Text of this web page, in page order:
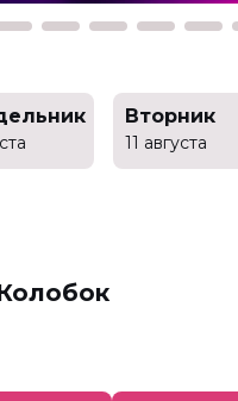
Вторник
11 августа